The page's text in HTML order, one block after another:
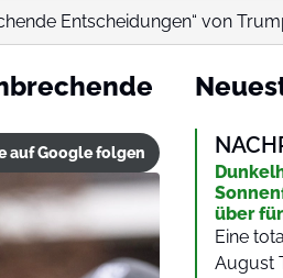
Entscheidungen“ von
auf Google folgen
über
Eine
August